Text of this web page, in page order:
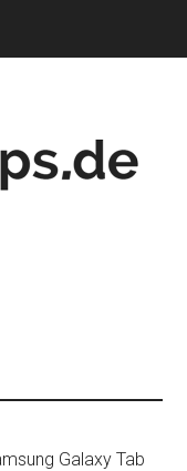
Galaxy Tab